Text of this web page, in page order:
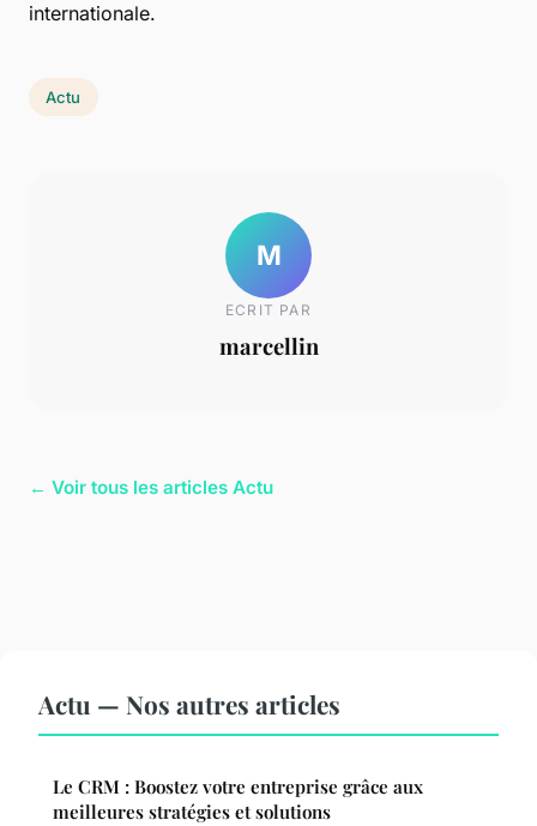
internationale.
Actu
M
ECRIT PAR
marcellin
← Voir tous les articles Actu
Actu — Nos autres articles
Le CRM : Boostez votre entreprise grâce aux
meilleures stratégies et solutions